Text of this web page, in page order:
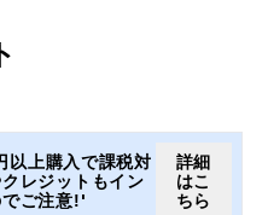
以上購入で課税対
レジットもイン
ご注意!'
詳細
はこ
ちら